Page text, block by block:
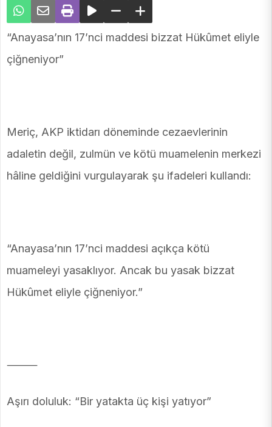
“Anayasa’nın 17’nci maddesi bizzat Hükûmet eliyle
çiğneniyor”
Meriç, AKP iktidarı döneminde cezaevlerinin
adaletin değil, zulmün ve kötü muamelenin merkezi
hâline geldiğini vurgulayarak şu ifadeleri kullandı:
“Anayasa’nın 17’nci maddesi açıkça kötü
muameleyi yasaklıyor. Ancak bu yasak bizzat
Hükûmet eliyle çiğneniyor.”
⸻
Aşırı doluluk: “Bir yatakta üç kişi yatıyor”